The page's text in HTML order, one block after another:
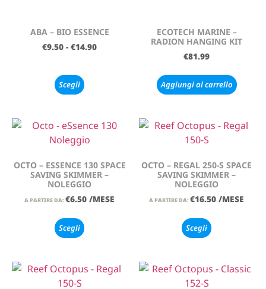
ABA – BIO ESSENCE
€9.50 - €14.90
Scegli
ECOTECH MARINE –
RADION HANGING KIT
€81.99
Aggiungi al carrello
OCTO – ESSENCE 130 SPACE
SAVING SKIMMER –
NOLEGGIO
A PARTIRE DA: €6.50 /MESE
Scegli
OCTO – REGAL 250-S SPACE
SAVING SKIMMER –
NOLEGGIO
A PARTIRE DA: €16.50 /MESE
Scegli